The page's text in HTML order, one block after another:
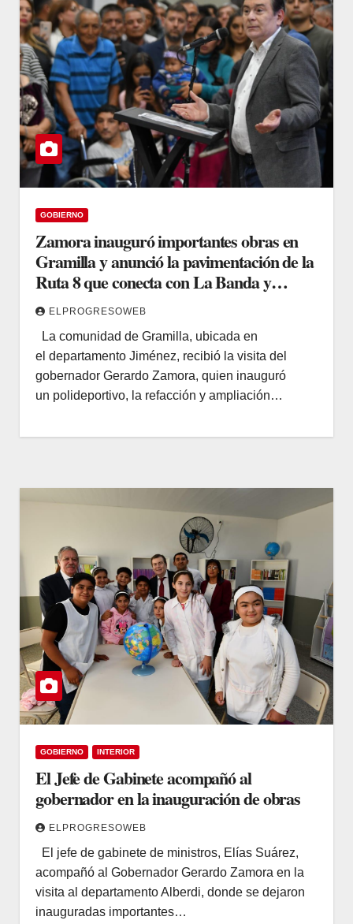
GOBIERNO
Zamora inauguró importantes obras en
Gramilla y anunció la pavimentación de la
Ruta 8 que conecta con La Banda y
Capital
ELPROGRESOWEB
La comunidad de Gramilla, ubicada en
el departamento Jiménez, recibió la visita del
gobernador Gerardo Zamora, quien inauguró
un polideportivo, la refacción y ampliación…
GOBIERNO INTERIOR
El Jefe de Gabinete acompañó al
gobernador en la inauguración de obras
ELPROGRESOWEB
El jefe de gabinete de ministros, Elías Suárez,
acompañó al Gobernador Gerardo Zamora en la
visita al departamento Alberdi, donde se dejaron
inauguradas importantes…